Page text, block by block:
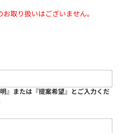
取り扱いはございません。
』または『提案希望』とご入力くだ